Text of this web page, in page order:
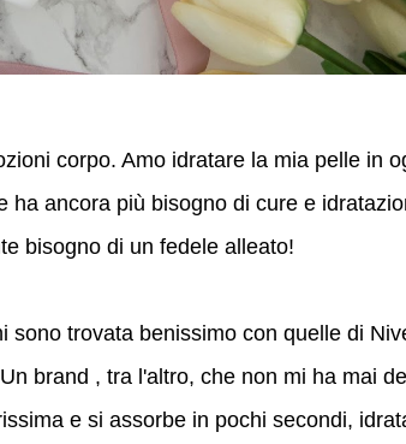
corpo. Amo idratare la mia pelle in
ancora più bisogno di cure e
bisogno di un fedele alleato!
trovata benissimo con quelle di
brand , tra l'altro, che non mi ha mai
e si assorbe in pochi secondi,